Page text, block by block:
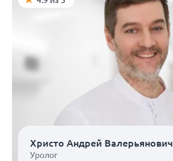
Христо Андрей Валерьянович
Уролог